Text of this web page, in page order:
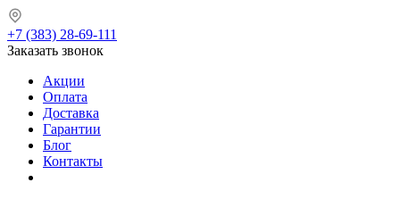
+7 (383) 28-69-111
Заказать звонок
Акции
Оплата
Доставка
Гарантии
Блог
Контакты